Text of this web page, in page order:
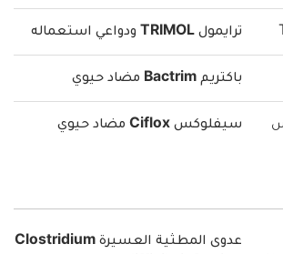
ترايمول TRIMOL ودواعي استعماله
باكتريم Bactrim مضاد حيوي
سيفلوكس Ciflox مضاد حيوي
عدوى المطثية العسيرة Clostridium